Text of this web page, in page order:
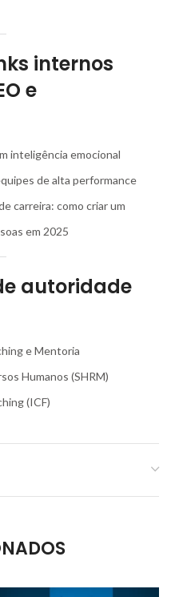
internos
e
inteligência emocional
de alta performance
carreira: como criar um
em 2025
autoridade
e Mentoria
Humanos (SHRM)
(ICF)